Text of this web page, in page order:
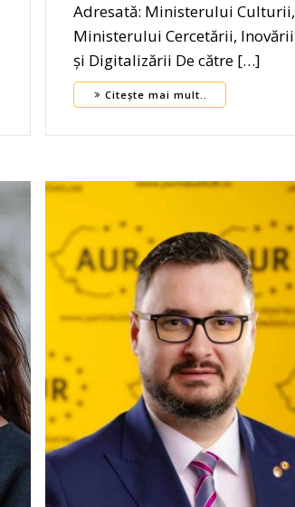
Adresată: Ministerului Culturii,
Ministerului Cercetării, Inovării
și Digitalizării De către […]
Citește mai mult..